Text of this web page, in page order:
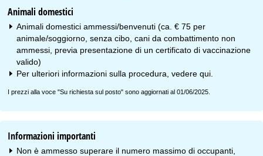
Animali domestici
Animali domestici ammessi/benvenuti (ca. € 75 per
animale/soggiorno, senza cibo, cani da combattimento non
ammessi, previa presentazione di un certificato di vaccinazione
valido)
Per ulteriori informazioni sulla procedura, vederequi
I prezzi alla voce "Su richiesta sul posto" sono aggiornati al 01/06/2025.
Informazioni importanti
Non è ammesso superare il numero massimo di occupanti,